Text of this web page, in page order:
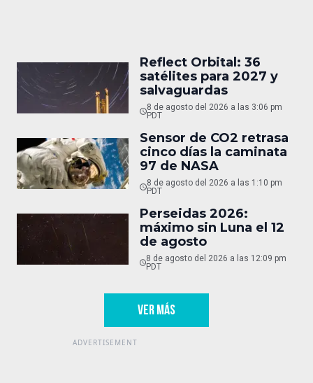
Reflect Orbital: 36
satélites para 2027 y
salvaguardas
8 de agosto del 2026 a las 3:06 pm
PDT
Sensor de CO2 retrasa
cinco días la caminata
97 de NASA
8 de agosto del 2026 a las 1:10 pm
PDT
Perseidas 2026:
máximo sin Luna el 12
de agosto
8 de agosto del 2026 a las 12:09 pm
PDT
VER MÁS